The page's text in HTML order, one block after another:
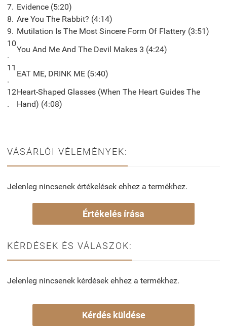
7. Evidence (5:20)
8. Are You The Rabbit? (4:14)
9. Mutilation Is The Most Sincere Form Of Flattery (3:51)
10
.
You And Me And The Devil Makes 3 (4:24)
11
.
EAT ME, DRINK ME (5:40)
12
.
Heart-Shaped Glasses (When The Heart Guides The
Hand) (4:08)
VÁSÁRLÓI VÉLEMÉNYEK:
Jelenleg nincsenek értékelések ehhez a termékhez.
Értékelés írása
KÉRDÉSEK ÉS VÁLASZOK:
Jelenleg nincsenek kérdések ehhez a termékhez.
Kérdés küldése